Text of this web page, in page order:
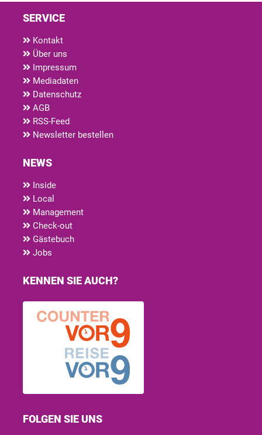
SERVICE
Kontakt
Über uns
Impressum
Mediadaten
Datenschutz
AGB
RSS-Feed
Newsletter bestellen
NEWS
Inside
Local
Management
Check-out
Gästebuch
Jobs
KENNEN SIE AUCH?
FOLGEN SIE UNS